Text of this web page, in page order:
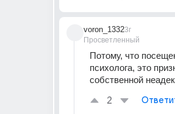
voron_1332
Просветленный
3г
Потому, что
психолога, это
собственной
2